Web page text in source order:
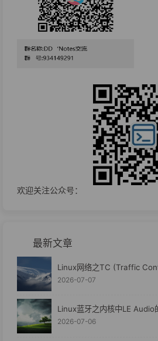
欢迎关注公众号：
最新文章
Linux网络之TC (Traffic
2026-07-07
Linux蓝牙之内核中LE Audio
2026-07-06